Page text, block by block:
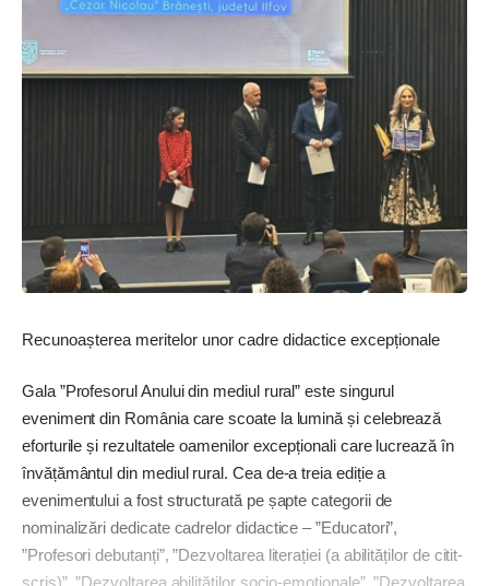
Recunoașterea meritelor unor cadre didactice excepționale
Gala ”Profesorul Anului din mediul rural” este singurul
eveniment din România care scoate la lumină și celebrează
eforturile și rezultatele oamenilor excepționali care lucrează în
învățământul din mediul rural. Cea de-a treia ediție a
evenimentului a fost structurată pe șapte categorii de
nominalizări dedicate cadrelor didactice – ”Educatori”,
”Profesori debutanți”, ”Dezvoltarea literației (a abilităților de citit-